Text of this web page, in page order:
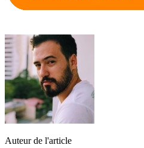
Auteur de l'article